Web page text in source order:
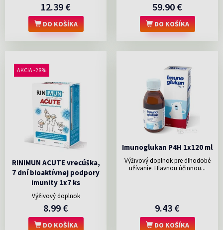
12.39 €
DO KOŠÍKA
59.90 €
DO KOŠÍKA
AKCIA -28%
RINIMUN ACUTE vrecúška,
7 dní bioaktívnej podpory
imunity 1x7 ks
Výživový doplnok
8.99 €
DO KOŠÍKA
Imunoglukan P4H 1x120 ml
Výživový doplnok pre dlhodobé
užívanie. Hlavnou účinnou...
9.43 €
DO KOŠÍKA